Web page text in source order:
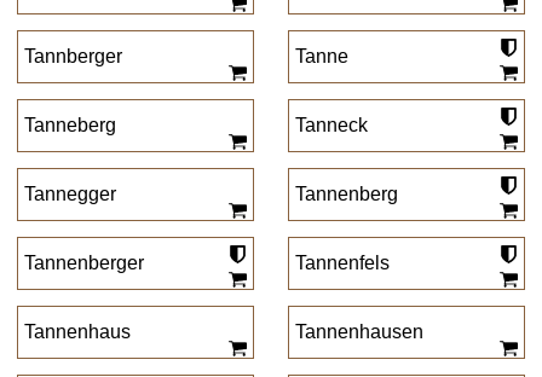
Tannberger Tanne
Tanneberg Tanneck
Tannegger Tannenberg
Tannenberger Tannenfels
Tannenhaus Tannenhausen